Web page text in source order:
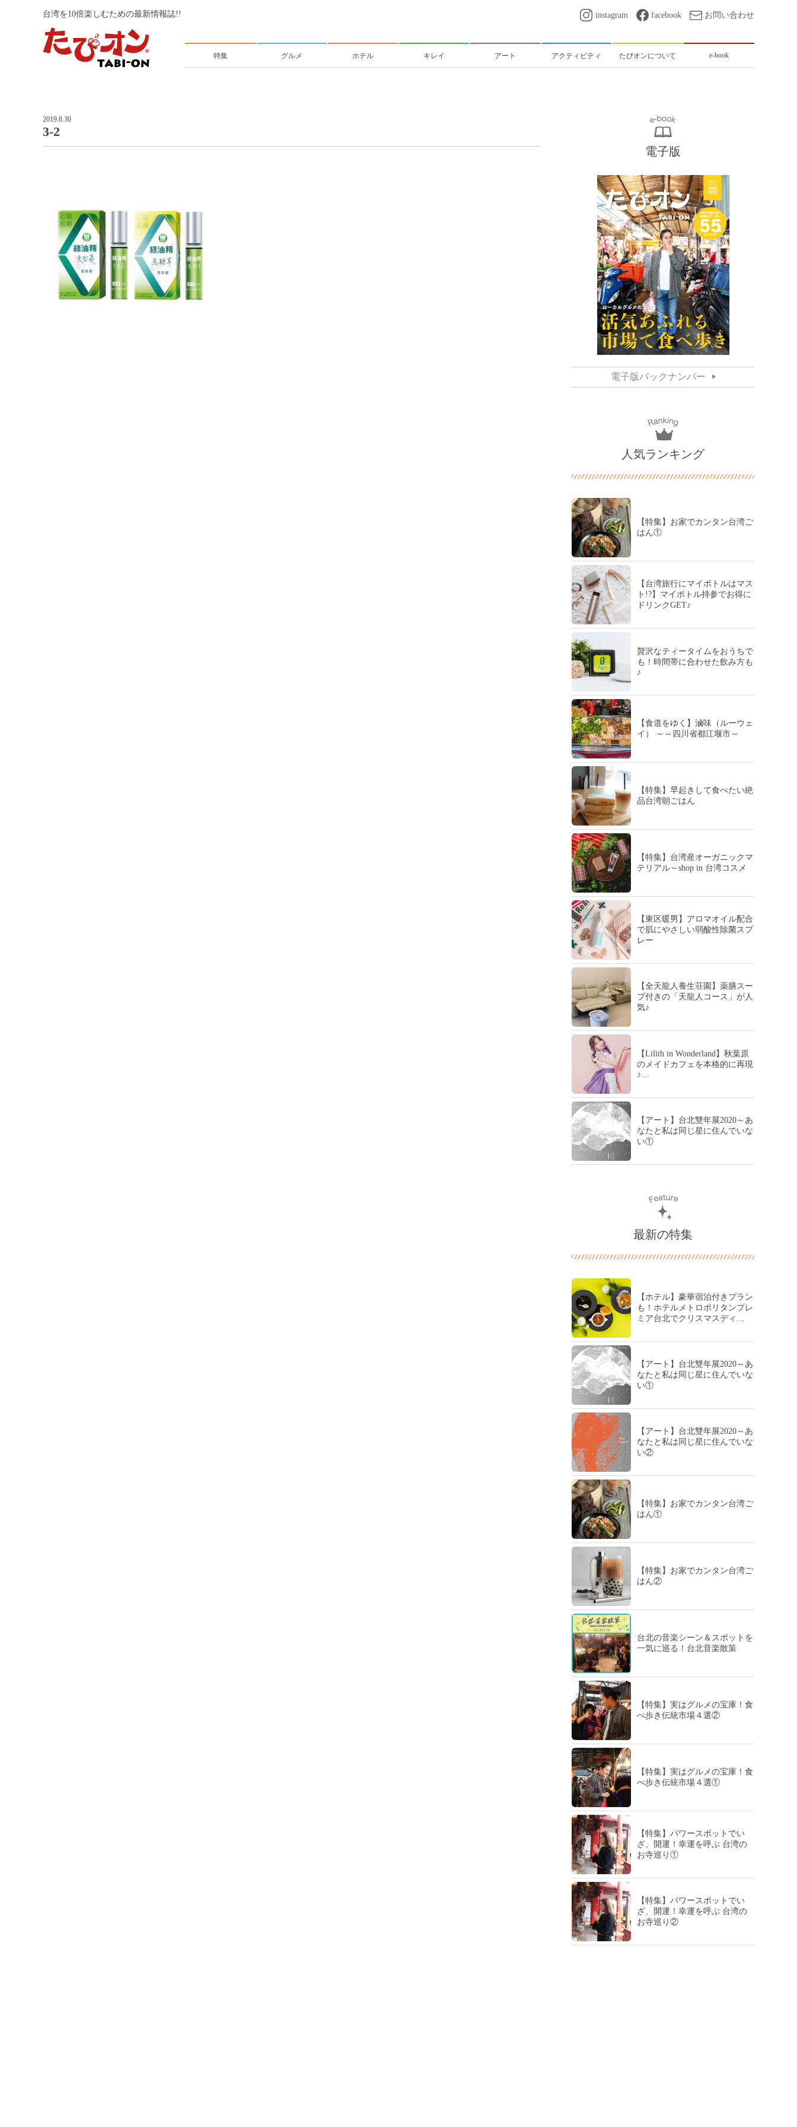
台湾を10倍楽しむための最新情報誌!! instagram facebook お問い合わせ
特集 グルメ ホテル キレイ アート アクティビティ たびオンについて e-book
2019.8.30
3-2
電子版
電子版バックナンバー
人気ランキング
【特集】お家でカンタン台湾ご
はん①
【台湾旅行にマイボトルはマス
ト!?】マイボトル持参でお得に
ドリンクGET♪
贅沢なティータイムをおうちで
も！時間帯に合わせた飲み方も
♪
【食道をゆく】滷味（ルーウェ
イ） ～～四川省都江堰市～
【特集】早起きして食べたい絶
品台湾朝ごはん
【特集】台湾産オーガニックマ
テリアル～shop in 台湾コスメ
【東区暖男】アロマオイル配合
で肌にやさしい弱酸性除菌スプ
レー
【全天龍人養生荘園】薬膳スー
プ付きの「天龍人コース」が人
気♪
【Lilith in Wonderland】秋葉原
のメイドカフェを本格的に再現
♪…
【アート】台北雙年展2020～あ
なたと私は同じ星に住んでいな
い①
最新の特集
【ホテル】豪華宿泊付きプラン
も！ホテルメトロポリタンプレ
ミア台北でクリスマスディ…
【アート】台北雙年展2020～あ
なたと私は同じ星に住んでいな
い①
【アート】台北雙年展2020～あ
なたと私は同じ星に住んでいな
い②
【特集】お家でカンタン台湾ご
はん①
【特集】お家でカンタン台湾ご
はん②
台北の音楽シーン＆スポットを
一気に巡る！台北音楽散策
【特集】実はグルメの宝庫！食
べ歩き伝統市場４選②
【特集】実はグルメの宝庫！食
べ歩き伝統市場４選①
【特集】パワースポットでい
ざ、開運！幸運を呼ぶ 台湾の
お寺巡り①
【特集】パワースポットでい
ざ、開運！幸運を呼ぶ 台湾の
お寺巡り②